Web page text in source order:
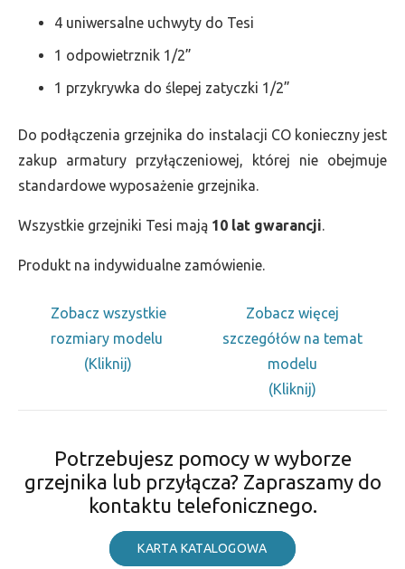
4 uniwersalne uchwyty do Tesi
1 odpowietrznik 1/2”
1 przykrywka do ślepej zatyczki 1/2”
Do podłączenia grzejnika do instalacji CO konieczny jest
zakup armatury przyłączeniowej, której nie obejmuje
standardowe wyposażenie grzejnika.
Wszystkie grzejniki Tesi mają 10 lat gwarancji.
Produkt na indywidualne zamówienie.
Zobacz wszystkie
rozmiary modelu
(Kliknij)
Zobacz więcej
szczegółów na temat
modelu
(Kliknij)
Potrzebujesz pomocy w wyborze
grzejnika lub przyłącza? Zapraszamy do
kontaktu telefonicznego.
KARTA KATALOGOWA